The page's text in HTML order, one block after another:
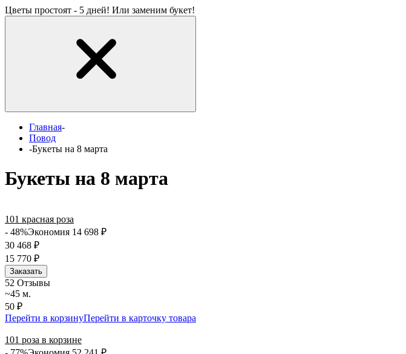
Цветы простоят - 5 дней! Или заменим букет!
Главная-
Повод
-Букеты на 8 марта
Букеты на 8 марта
101 красная роза
- 48%Экономия 14 698 ₽
30 468 ₽
15 770 ₽
Заказать
52 Отзывы
~45 м.
50 ₽
Перейти в корзинуПерейти в карточку товара
101 роза в корзине
₽